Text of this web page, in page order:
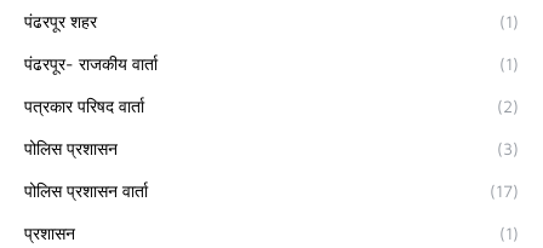
पंढरपूर शहर (1)
पंढरपूर- राजकीय वार्ता (1)
पत्रकार परिषद वार्ता (2)
पोलिस प्रशासन (3)
पोलिस प्रशासन वार्ता (17)
प्रशासन (1)